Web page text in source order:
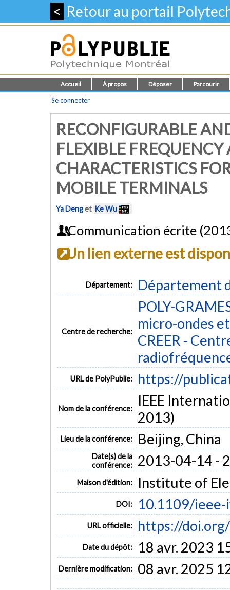
< Retour au portail
Accueil À propos Déposer Parcourir
Se connecter
RECONFIGURABLE
FLEXIBLE
CHARACTERISTICS
MOBILE TERMINALS
Ya Denget Ke Wu
Communication écrite
Un lien externe est
Département: Département
Centre de recherche:
POLY-
micro-ondes
CREER -
URL de PolyPublie: https://
Nom de la conférence:
IEEE
2013)
Lieu de la conférence: Beijing, China
Date(s) de la
conférence:
2013-04-14 -
Maison d'édition: Institute of
DOI: 10.1109/
URL officielle: https://
Date du dépôt: 18 avr. 2023
Dernière modification: 08 avr. 2025